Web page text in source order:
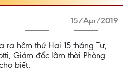
15/Apr/2019
ra hôm thứ Hai 15 tháng Tư,
Giám đốc lâm thời Phòng
biết: